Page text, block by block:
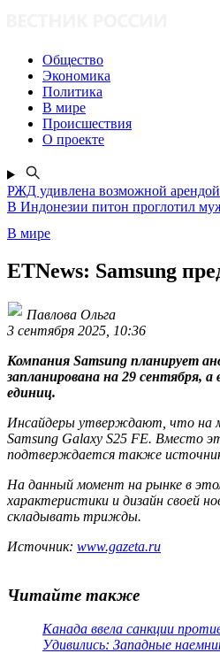
Общество
Экономика
Политика
В мире
Происшествия
О проекте
РЖД удивлена возможной
В Индонезии питон проглотил
В мире
ETNews: Samsung
Павлова Ольга
3 сентября 2025, 10:36
Компания Samsung планирует
запланирована на 29 сентября,
единиц.
Инсайдеры утверждают, что на
Samsung Galaxy S25 FE. Вместо
подтверждается также
На данный момент на рынке в
характеристики и дизайн своей
складывать трижды.
Источник: www.gazeta.ru
Читайте также
Канада ввела санкции
Удивились: Западные